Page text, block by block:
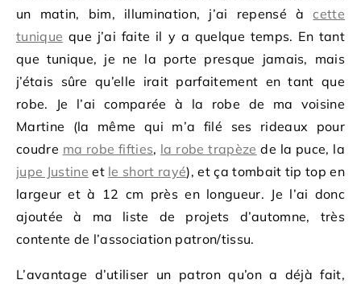
un matin, bim, illumination, j’ai repensé àcette
tunique que j’ai faite il y a quelque temps. En tant
que tunique, je ne la porte presque jamais, mais
j’étais sûre qu’elle irait parfaitement en tant que
robe. Je l’ai comparée à la robe de ma voisine
Martine (la même qui m’a filé ses rideaux pour
coudre ma robe fifties, la robe trapèze de la puce, la
jupe Justine et le short rayé), et ça tombait tip top en
largeur et à 12 cm près en longueur. Je l’ai donc
ajoutée à ma liste de projets d’automne, très
contente de l’association patron/tissu.
L’avantage d’utiliser un patron qu’on a déjà fait,